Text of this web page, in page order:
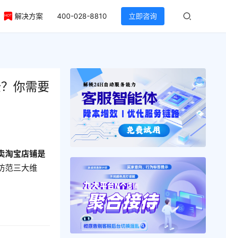
解决方案 400-028-8810 立即咨询
你需要
淘宝店铺是
范三大维